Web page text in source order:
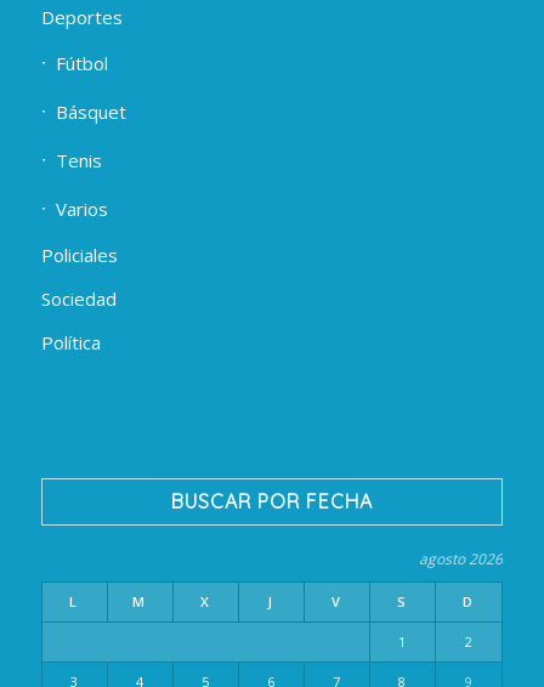
Deportes
Fútbol
Básquet
Tenis
Varios
Policiales
Sociedad
Política
BUSCAR POR FECHA
agosto 2026
L M X J V S D
1 2
3 4 5 6 7 8 9